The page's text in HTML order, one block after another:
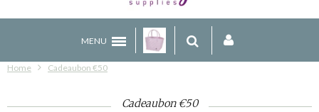
MENU
Home Cadeaubon €50
Cadeaubon €50